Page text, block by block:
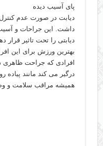
پای آسیب دیده
دیابت در صورت عدم
داشت. این جراحات و
دیابتی را تحت تاثیر
بهترین ورزش برای این
افرادی که جراحت ظاهری
درگیر می کند مانند
همیشه مراقب سلامت و